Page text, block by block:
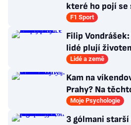
které ho pojí se
F1 Sport
Filip
lidé plují
věci tolik neřeší
Lidé a země
Kam na
Prahy? Na
dlouhou snídani
Moje Psychologie
3 gólmani